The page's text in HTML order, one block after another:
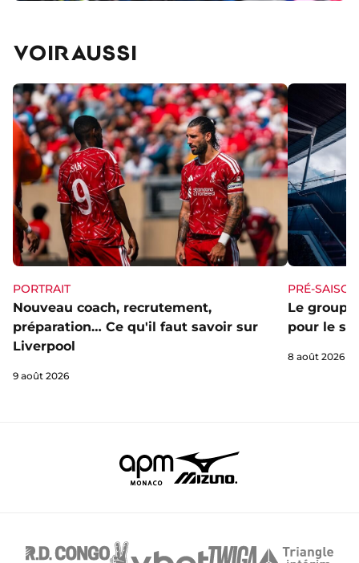
VOIR AUSSI
PORTRAIT
Nouveau coach, recrutement,
préparation… Ce qu'il faut savoir sur
Liverpool
9 août 2026
PRÉ-SAISON
Le groupe
pour le
8 août 2026